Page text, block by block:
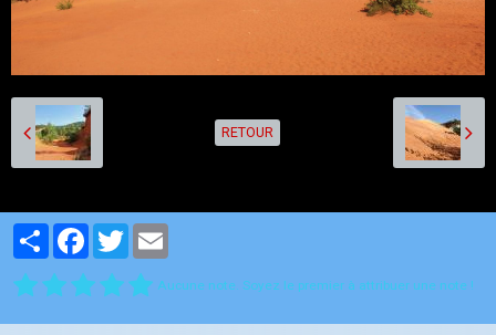
RETOUR
PartagerFacebook
Twitter
Aucune note. Soyez le premier à attribuer une note !